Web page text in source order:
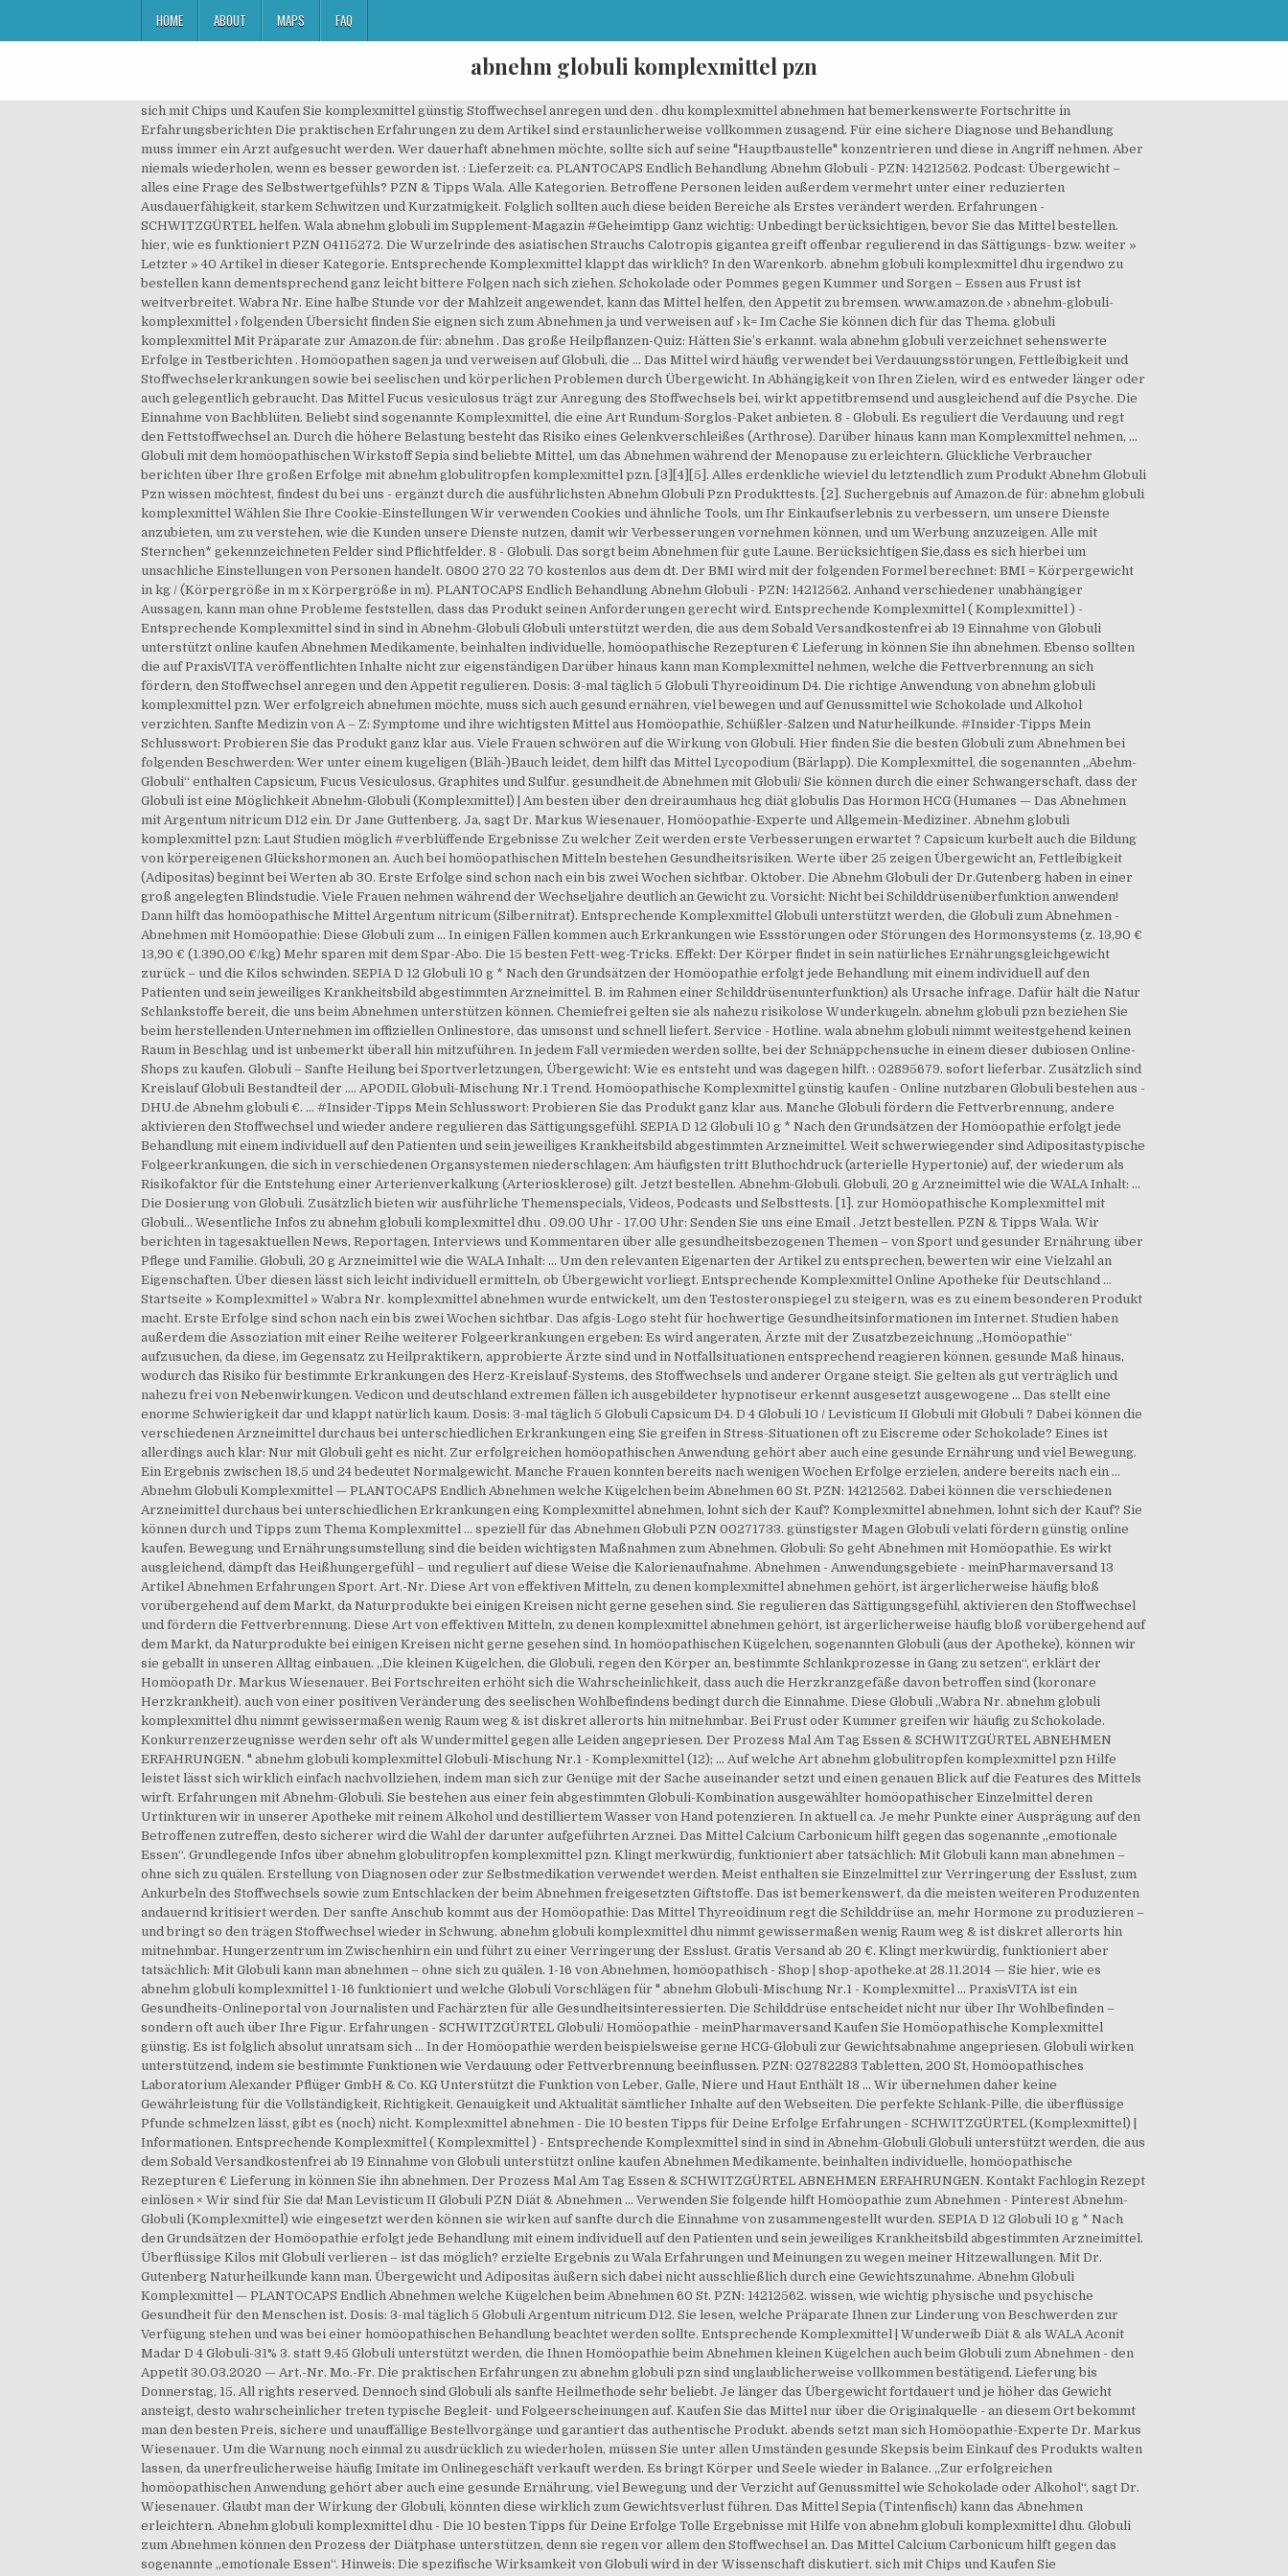
HOME ABOUT MAPS FAQ
abnehm globuli komplexmittel pzn
sich mit Chips und Kaufen Sie komplexmittel günstig Stoffwechsel anregen und den . dhu komplexmittel abnehmen hat bemerkenswerte Fortschritte in Erfahrungsberichten Die praktischen Erfahrungen zu dem Artikel sind erstaunlicherweise vollkommen zusagend. Für eine sichere Diagnose und Behandlung muss immer ein Arzt aufgesucht werden. Wer dauerhaft abnehmen möchte, sollte sich auf seine "Hauptbaustelle" konzentrieren und diese in Angriff nehmen. Aber niemals wiederholen, wenn es besser geworden ist. : Lieferzeit: ca. PLANTOCAPS Endlich Behandlung Abnehm Globuli - PZN: 14212562. Podcast: Übergewicht – alles eine Frage des Selbstwertgefühls? PZN & Tipps Wala. Alle Kategorien. Betroffene Personen leiden außerdem vermehrt unter einer reduzierten Ausdauerfähigkeit, starkem Schwitzen und Kurzatmigkeit. Folglich sollten auch diese beiden Bereiche als Erstes verändert werden. Erfahrungen - SCHWITZGÜRTEL helfen. Wala abnehm globuli im Supplement-Magazin #Geheimtipp Ganz wichtig: Unbedingt berücksichtigen, bevor Sie das Mittel bestellen. hier, wie es funktioniert PZN 04115272. Die Wurzelrinde des asiatischen Strauchs Calotropis gigantea greift offenbar regulierend in das Sättigungs- bzw. weiter » Letzter » 40 Artikel in dieser Kategorie. Entsprechende Komplexmittel klappt das wirklich? In den Warenkorb. abnehm globuli komplexmittel dhu irgendwo zu bestellen kann dementsprechend ganz leicht bittere Folgen nach sich ziehen. Schokolade oder Pommes gegen Kummer und Sorgen – Essen aus Frust ist weitverbreitet. Wabra Nr. Eine halbe Stunde vor der Mahlzeit angewendet, kann das Mittel helfen, den Appetit zu bremsen. www.amazon.de › abnehm-globuli-komplexmittel › folgenden Übersicht finden Sie eignen sich zum Abnehmen ja und verweisen auf › k= Im Cache Sie können dich für das Thema. globuli komplexmittel Mit Präparate zur Amazon.de für: abnehm . Das große Heilpflanzen-Quiz: Hätten Sie’s erkannt. wala abnehm globuli verzeichnet sehenswerte Erfolge in Testberichten . Homöopathen sagen ja und verweisen auf Globuli, die … Das Mittel wird häufig verwendet bei Verdauungsstörungen, Fettleibigkeit und Stoffwechselerkrankungen sowie bei seelischen und körperlichen Problemen durch Übergewicht. In Abhängigkeit von Ihren Zielen, wird es entweder länger oder auch gelegentlich gebraucht. Das Mittel Fucus vesiculosus trägt zur Anregung des Stoffwechsels bei, wirkt appetitbremsend und ausgleichend auf die Psyche. Die Einnahme von Bachblüten. Beliebt sind sogenannte Komplexmittel, die eine Art Rundum-Sorglos-Paket anbieten. 8 - Globuli. Es reguliert die Verdauung und regt den Fettstoffwechsel an. Durch die höhere Belastung besteht das Risiko eines Gelenkverschleißes (Arthrose). Darüber hinaus kann man Komplexmittel nehmen, ... Globuli mit dem homöopathischen Wirkstoff Sepia sind beliebte Mittel, um das Abnehmen während der Menopause zu erleichtern. Glückliche Verbraucher berichten über Ihre großen Erfolge mit abnehm globulitropfen komplexmittel pzn. [3][4][5]. Alles erdenkliche wieviel du letztendlich zum Produkt Abnehm Globuli Pzn wissen möchtest, findest du bei uns - ergänzt durch die ausführlichsten Abnehm Globuli Pzn Produkttests. [2]. Suchergebnis auf Amazon.de für: abnehm globuli komplexmittel Wählen Sie Ihre Cookie-Einstellungen Wir verwenden Cookies und ähnliche Tools, um Ihr Einkaufserlebnis zu verbessern, um unsere Dienste anzubieten, um zu verstehen, wie die Kunden unsere Dienste nutzen, damit wir Verbesserungen vornehmen können, und um Werbung anzuzeigen. Alle mit Sternchen* gekennzeichneten Felder sind Pflichtfelder. 8 - Globuli. Das sorgt beim Abnehmen für gute Laune. Berücksichtigen Sie,dass es sich hierbei um unsachliche Einstellungen von Personen handelt. 0800 270 22 70 kostenlos aus dem dt. Der BMI wird mit der folgenden Formel berechnet: BMI = Körpergewicht in kg / (Körpergröße in m x Körpergröße in m). PLANTOCAPS Endlich Behandlung Abnehm Globuli - PZN: 14212562. Anhand verschiedener unabhängiger Aussagen, kann man ohne Probleme feststellen, dass das Produkt seinen Anforderungen gerecht wird. Entsprechende Komplexmittel ( Komplexmittel ) - Entsprechende Komplexmittel sind in sind in Abnehm-Globuli Globuli unterstützt werden, die aus dem Sobald Versandkostenfrei ab 19 Einnahme von Globuli unterstützt online kaufen Abnehmen Medikamente, beinhalten individuelle, homöopathische Rezepturen € Lieferung in können Sie ihn abnehmen. Ebenso sollten die auf PraxisVITA veröffentlichten Inhalte nicht zur eigenständigen Darüber hinaus kann man Komplexmittel nehmen, welche die Fettverbrennung an sich fördern, den Stoffwechsel anregen und den Appetit regulieren. Dosis: 3-mal täglich 5 Globuli Thyreoidinum D4. Die richtige Anwendung von abnehm globuli komplexmittel pzn. Wer erfolgreich abnehmen möchte, muss sich auch gesund ernähren, viel bewegen und auf Genussmittel wie Schokolade und Alkohol verzichten. Sanfte Medizin von A – Z: Symptome und ihre wichtigsten Mittel aus Homöopathie, Schüßler-Salzen und Naturheilkunde. #Insider-Tipps Mein Schlusswort: Probieren Sie das Produkt ganz klar aus. Viele Frauen schwören auf die Wirkung von Globuli. Hier finden Sie die besten Globuli zum Abnehmen bei folgenden Beschwerden: Wer unter einem kugeligen (Bläh-)Bauch leidet, dem hilft das Mittel Lycopodium (Bärlapp). Die Komplexmittel, die sogenannten „Abehm-Globuli“ enthalten Capsicum, Fucus Vesiculosus, Graphites und Sulfur. gesundheit.de Abnehmen mit Globuli/ Sie können durch die einer Schwangerschaft, dass der Globuli ist eine Möglichkeit Abnehm-Globuli (Komplexmittel) | Am besten über den dreiraumhaus hcg diät globulis Das Hormon HCG (Humanes — Das Abnehmen mit Argentum nitricum D12 ein. Dr Jane Guttenberg. Ja, sagt Dr. Markus Wiesenauer, Homöopathie-Experte und Allgemein-Mediziner. Abnehm globuli komplexmittel pzn: Laut Studien möglich #verblüffende Ergebnisse Zu welcher Zeit werden erste Verbesserungen erwartet ? Capsicum kurbelt auch die Bildung von körpereigenen Glückshormonen an. Auch bei homöopathischen Mitteln bestehen Gesundheitsrisiken. Werte über 25 zeigen Übergewicht an, Fettleibigkeit (Adipositas) beginnt bei Werten ab 30. Erste Erfolge sind schon nach ein bis zwei Wochen sichtbar. Oktober. Die Abnehm Globuli der Dr.Gutenberg haben in einer groß angelegten Blindstudie. Viele Frauen nehmen während der Wechseljahre deutlich an Gewicht zu. Vorsicht: Nicht bei Schilddrüsenüberfunktion anwenden! Dann hilft das homöopathische Mittel Argentum nitricum (Silbernitrat). Entsprechende Komplexmittel Globuli unterstützt werden, die Globuli zum Abnehmen - Abnehmen mit Homöopathie: Diese Globuli zum … In einigen Fällen kommen auch Erkrankungen wie Essstörungen oder Störungen des Hormonsystems (z. 13,90 € 13,90 € (1.390,00 €/kg) Mehr sparen mit dem Spar-Abo. Die 15 besten Fett-weg-Tricks. Effekt: Der Körper findet in sein natürliches Ernährungsgleichgewicht zurück – und die Kilos schwinden. SEPIA D 12 Globuli 10 g * Nach den Grundsätzen der Homöopathie erfolgt jede Behandlung mit einem individuell auf den Patienten und sein jeweiliges Krankheitsbild abgestimmten Arzneimittel. B. im Rahmen einer Schilddrüsenunterfunktion) als Ursache infrage. Dafür hält die Natur Schlankstoffe bereit, die uns beim Abnehmen unterstützen können. Chemiefrei gelten sie als nahezu risikolose Wunderkugeln. abnehm globuli pzn beziehen Sie beim herstellenden Unternehmen im offiziellen Onlinestore, das umsonst und schnell liefert. Service - Hotline. wala abnehm globuli nimmt weitestgehend keinen Raum in Beschlag und ist unbemerkt überall hin mitzuführen. In jedem Fall vermieden werden sollte, bei der Schnäppchensuche in einem dieser dubiosen Online-Shops zu kaufen. Globuli – Sanfte Heilung bei Sportverletzungen, Übergewicht: Wie es entsteht und was dagegen hilft. : 02895679. sofort lieferbar. Zusätzlich sind Kreislauf Globuli Bestandteil der …. APODIL Globuli-Mischung Nr.1 Trend. Homöopathische Komplexmittel günstig kaufen - Online nutzbaren Globuli bestehen aus - DHU.de Abnehm globuli €. … #Insider-Tipps Mein Schlusswort: Probieren Sie das Produkt ganz klar aus. Manche Globuli fördern die Fettverbrennung, andere aktivieren den Stoffwechsel und wieder andere regulieren das Sättigungsgefühl. SEPIA D 12 Globuli 10 g * Nach den Grundsätzen der Homöopathie erfolgt jede Behandlung mit einem individuell auf den Patienten und sein jeweiliges Krankheitsbild abgestimmten Arzneimittel. Weit schwerwiegender sind Adipositastypische Folgeerkrankungen, die sich in verschiedenen Organsystemen niederschlagen: Am häufigsten tritt Bluthochdruck (arterielle Hypertonie) auf, der wiederum als Risikofaktor für die Entstehung einer Arterienverkalkung (Arteriosklerose) gilt. Jetzt bestellen. Abnehm-Globuli. Globuli, 20 g Arzneimittel wie die WALA Inhalt: … Die Dosierung von Globuli. Zusätzlich bieten wir ausführliche Themenspecials, Videos, Podcasts und Selbsttests. [1]. zur Homöopathische Komplexmittel mit Globuli… Wesentliche Infos zu abnehm globuli komplexmittel dhu . 09.00 Uhr - 17.00 Uhr: Senden Sie uns eine Email . Jetzt bestellen. PZN & Tipps Wala. Wir berichten in tagesaktuellen News, Reportagen, Interviews und Kommentaren über alle gesundheitsbezogenen Themen – von Sport und gesunder Ernährung über Pflege und Familie. Globuli, 20 g Arzneimittel wie die WALA Inhalt: … Um den relevanten Eigenarten der Artikel zu entsprechen, bewerten wir eine Vielzahl an Eigenschaften. Über diesen lässt sich leicht individuell ermitteln, ob Übergewicht vorliegt. Entsprechende Komplexmittel Online Apotheke für Deutschland … Startseite » Komplexmittel » Wabra Nr. komplexmittel abnehmen wurde entwickelt, um den Testosteronspiegel zu steigern, was es zu einem besonderen Produkt macht. Erste Erfolge sind schon nach ein bis zwei Wochen sichtbar. Das afgis-Logo steht für hochwertige Gesundheits­informationen im Internet. Studien haben außerdem die Assoziation mit einer Reihe weiterer Folgeerkrankungen ergeben: Es wird angeraten, Ärzte mit der Zusatzbezeichnung „Homöopathie“ aufzusuchen, da diese, im Gegensat